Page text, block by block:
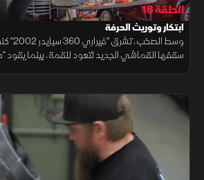
الحلقة 18
ابتكار وتوريث الحرفة
وسط
سقفها القماشي الجديد لتعود للقمة، بينما يقود